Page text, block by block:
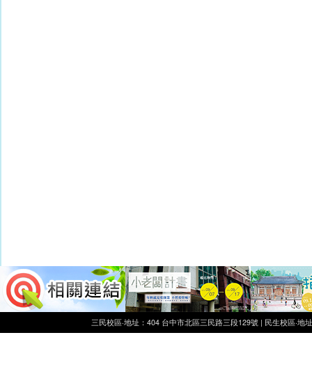
三民校區‧地址：404 台中市北區三民路三段129號 | 民生校區‧